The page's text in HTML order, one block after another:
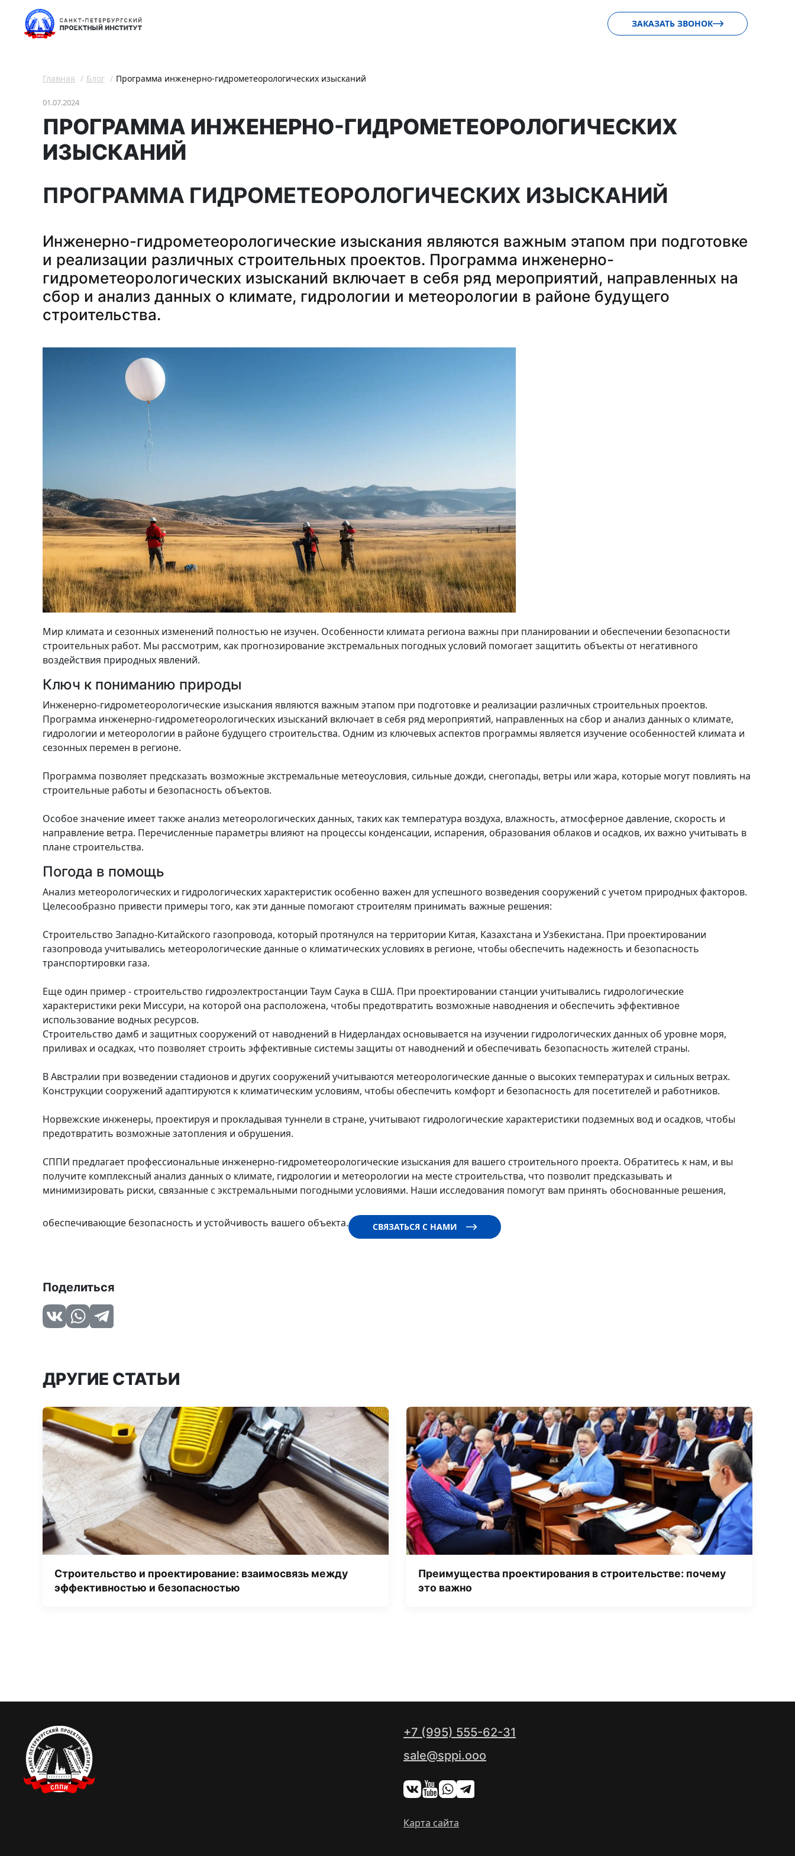
ЗАКАЗАТЬ ЗВОНОК
Главная Блог Программа инженерно-гидрометеорологических изысканий
01.07.2024
ПРОГРАММА ИНЖЕНЕРНО-ГИДРОМЕТЕОРОЛОГИЧЕСКИХ
ИЗЫСКАНИЙ
ПРОГРАММА ГИДРОМЕТЕОРОЛОГИЧЕСКИХ ИЗЫСКАНИЙ
Инженерно-гидрометеорологические изыскания являются важным этапом при подготовке
и реализации различных строительных проектов. Программа инженерно-
гидрометеорологических изысканий включает в себя ряд мероприятий, направленных на
сбор и анализ данных о климате, гидрологии и метеорологии в районе будущего
строительства.
Мир климата и сезонных изменений полностью не изучен. Особенности климата региона важны при планировании и обеспечении безопасности
строительных работ. Мы рассмотрим, как прогнозирование экстремальных погодных условий помогает защитить объекты от негативного
воздействия природных явлений.
Ключ к пониманию природы
Инженерно-гидрометеорологические изыскания являются важным этапом при подготовке и реализации различных строительных проектов.
Программа инженерно-гидрометеорологических изысканий включает в себя ряд мероприятий, направленных на сбор и анализ данных о климате,
гидрологии и метеорологии в районе будущего строительства. Одним из ключевых аспектов программы является изучение особенностей климата и
сезонных перемен в регионе.
Программа позволяет предсказать возможные экстремальные метеоусловия, сильные дожди, снегопады, ветры или жара, которые могут повлиять на
строительные работы и безопасность объектов.
Особое значение имеет также анализ метеорологических данных, таких как температура воздуха, влажность, атмосферное давление, скорость и
направление ветра. Перечисленные параметры влияют на процессы конденсации, испарения, образования облаков и осадков, их важно учитывать в
плане строительства.
Погода в помощь
Анализ метеорологических и гидрологических характеристик особенно важен для успешного возведения сооружений с учетом природных факторов.
Целесообразно привести примеры того, как эти данные помогают строителям принимать важные решения:
Строительство Западно-Китайского газопровода, который протянулся на территории Китая, Казахстана и Узбекистана. При проектировании
газопровода учитывались метеорологические данные о климатических условиях в регионе, чтобы обеспечить надежность и безопасность
транспортировки газа.
Еще один пример - строительство гидроэлектростанции Таум Саука в США. При проектировании станции учитывались гидрологические
характеристики реки Миссури, на которой она расположена, чтобы предотвратить возможные наводнения и обеспечить эффективное
использование водных ресурсов.
Строительство дамб и защитных сооружений от наводнений в Нидерландах основывается на изучении гидрологических данных об уровне моря,
приливах и осадках, что позволяет строить эффективные системы защиты от наводнений и обеспечивать безопасность жителей страны.
В Австралии при возведении стадионов и других сооружений учитываются метеорологические данные о высоких температурах и сильных ветрах.
Конструкции сооружений адаптируются к климатическим условиям, чтобы обеспечить комфорт и безопасность для посетителей и работников.
Норвежские инженеры, проектируя и прокладывая туннели в стране, учитывают гидрологические характеристики подземных вод и осадков, чтобы
предотвратить возможные затопления и обрушения.
СППИ предлагает профессиональные инженерно-гидрометеорологические изыскания для вашего строительного проекта. Обратитесь к нам, и вы
получите комплексный анализ данных о климате, гидрологии и метеорологии на месте строительства, что позволит предсказывать и
минимизировать риски, связанные с экстремальными погодными условиями. Наши исследования помогут вам принять обоснованные решения,
обеспечивающие безопасность и устойчивость вашего объекта. СВЯЗАТЬСЯ С НАМИ
Поделиться
ДРУГИЕ СТАТЬИ
Строительство и проектирование: взаимосвязь между
эффективностью и безопасностью
Преимущества проектирования в строительстве: почему
это важно
+7 (995) 555-62-31
sale@sppi.ooo
Карта сайта